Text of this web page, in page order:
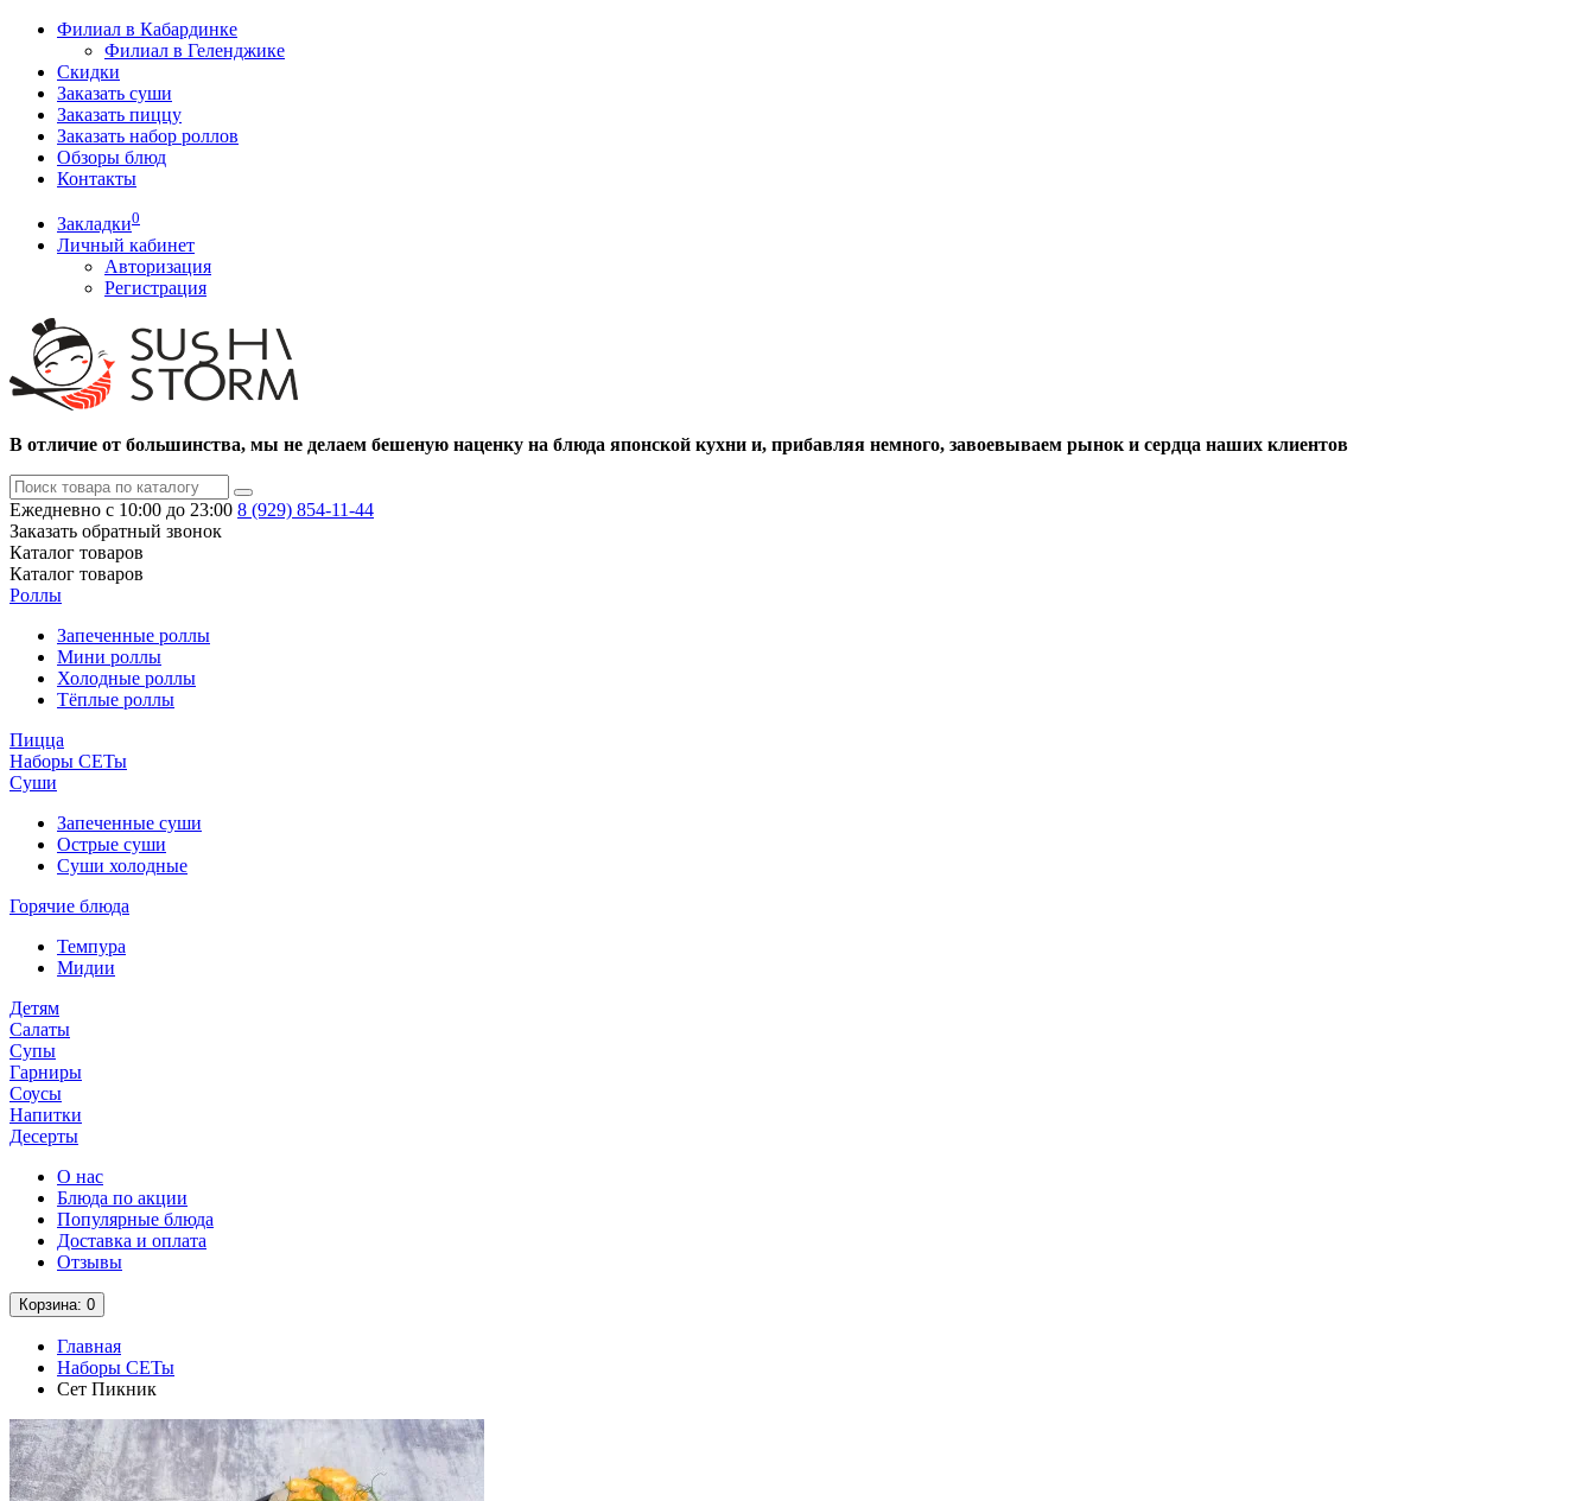
Филиал в Кабардинке
Филиал в Геленджике
Скидки
Заказать суши
Заказать пиццу
Заказать набор роллов
Обзоры блюд
Контакты
Закладки0
Личный кабинет
Авторизация
Регистрация
В отличие от большинства, мы не делаем бешеную наценку на блюда японской кухни и, прибавляя немного, завоевываем рынок и сердца наших клиентов
Ежедневно с 10:00 до 23:00 8 (929) 854-11-44
Заказать обратный звонок
Каталог товаров
Каталог товаров
Роллы
Запеченные роллы
Мини роллы
Холодные роллы
Тёплые роллы
Пицца
Наборы СЕТы
Суши
Запеченные суши
Острые суши
Суши холодные
Горячие блюда
Темпура
Мидии
Детям
Салаты
Супы
Гарниры
Соусы
Напитки
Десерты
О нас
Блюда по акции
Популярные блюда
Доставка и оплата
Отзывы
Корзина: 0
Главная
Наборы СЕТы
Сет Пикник